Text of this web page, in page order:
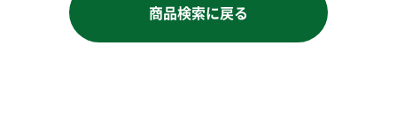
商品検索に戻る